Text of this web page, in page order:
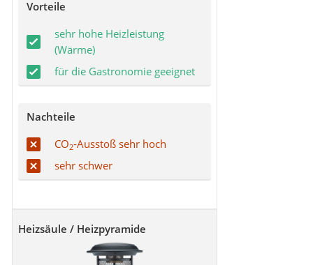
Vorteile
sehr hohe Heizleistung
(Wärme)
für die Gastronomie geeignet
Nachteile
CO2-Ausstoß sehr hoch
sehr schwer
Heizsäule / Heizpyramide